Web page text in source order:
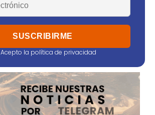
Acepto la política de privacidad